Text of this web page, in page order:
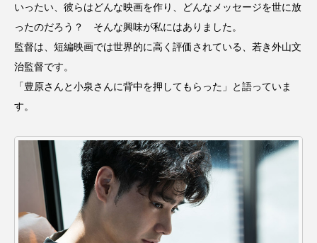
3年生 4年生 6年生 6月号 77
7月 accototo BAD GENIUS BL出版
DEPARTURES FACES PLACES globe
HAMNET HERE 時を越えて HONEY
HONEY FM IT’S OKAY！
いったい、彼らはどんな映画を作り、どんなメッセージを世に放
ったのだろう？ そんな興味が私にはありました。
監督は、短編映画では世界的に高く評価されている、若き外山文
治監督です。
「豊原さんと小泉さんに背中を押してもらった」と語っていま
す。